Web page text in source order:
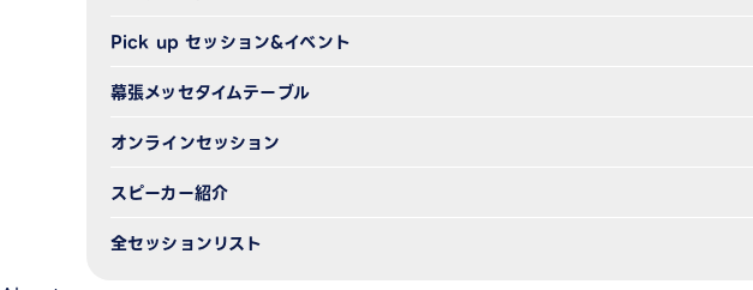
Pick up セッション&イベント
幕張メッセタイムテーブル
オンラインセッション
スピーカー紹介
全セッションリスト